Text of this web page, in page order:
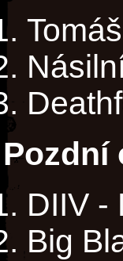
Pozdní
DIIV -
Big